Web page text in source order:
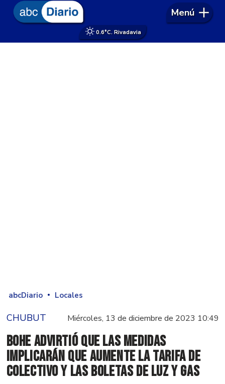
0.6°C. Rivadavia
Menú
abcDiario Locales
CHUBUT Miércoles, 13 de diciembre de 2023 10:49
Bohe advirtió que las medidas
implicarán que aumente la tarifa de
colectivo y las boletas de luz y gas